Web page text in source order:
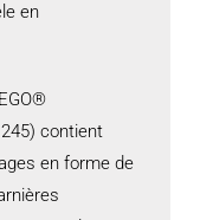
en
contient
en forme de